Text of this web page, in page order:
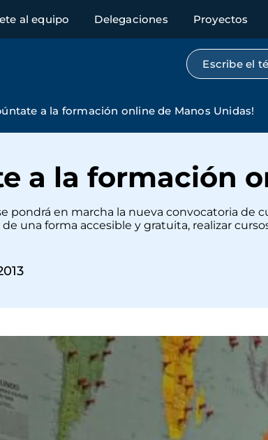
al equipo Delegaciones Proyectos
Búsqueda
a la formación online de Manos Unidas!
a la formación
pondrá en marcha la nueva convocatoria
una forma accesible y gratuita, realizar